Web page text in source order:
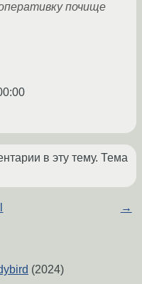
почище
в эту тему. Тема
→
(2024)